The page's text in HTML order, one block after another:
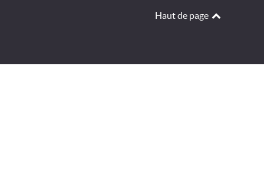
Haut de page